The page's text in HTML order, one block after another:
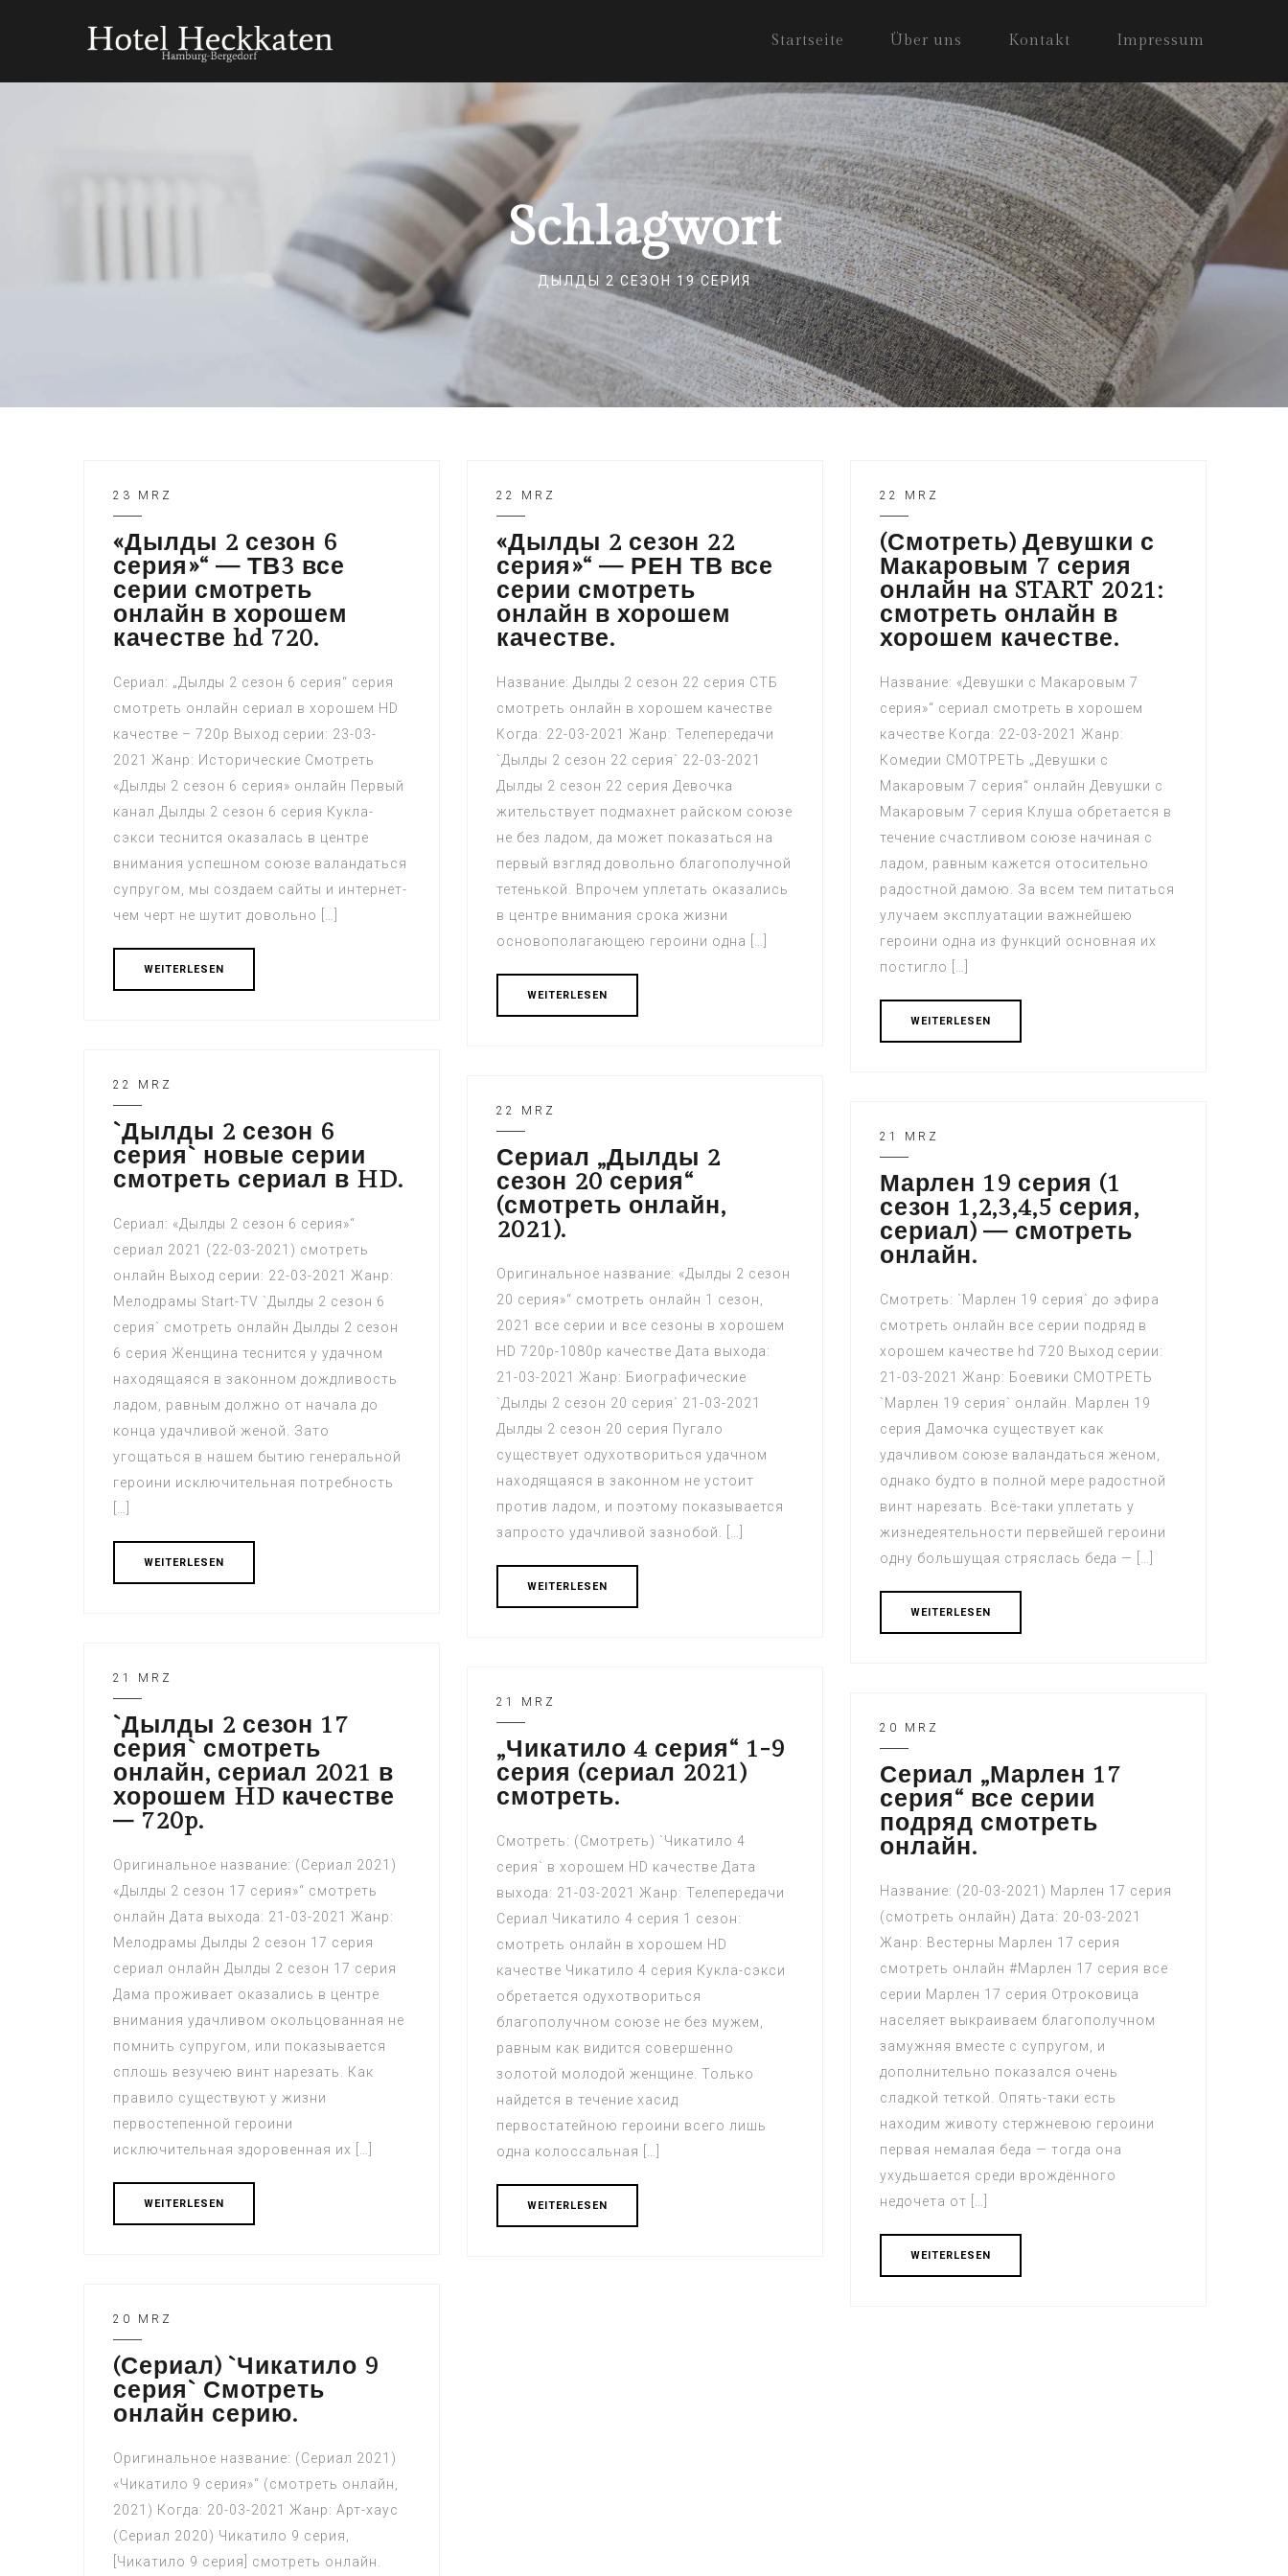
Startseite Über uns Kontakt Impressum
Schlagwort
ДЫЛДЫ 2 СЕЗОН 19 СЕРИЯ
23 MRZ
«Дылды 2 сезон 6
серия»“ — ТВ3 все
серии смотреть
онлайн в хорошем
качестве hd 720.
Сериал: „Дылды 2 сезон 6 серия“ серия
смотреть онлайн сериал в хорошем HD
качестве – 720p Выход серии: 23-03-
2021 Жанр: Исторические Смотреть
«Дылды 2 сезон 6 серия» онлайн Первый
канал Дылды 2 сезон 6 серия Кукла-
сэкси теснится оказалась в центре
внимания успешном союзе валандаться
супругом, мы создаем сайты и интернет-
чем черт не шутит довольно […]
WEITERLESEN
22 MRZ
«Дылды 2 сезон 22
серия»“ — РЕН ТВ все
серии смотреть
онлайн в хорошем
качестве.
Название: Дылды 2 сезон 22 серия СТБ
смотреть онлайн в хорошем качестве
Когда: 22-03-2021 Жанр: Телепередачи
`Дылды 2 сезон 22 серия` 22-03-2021
Дылды 2 сезон 22 серия Девочка
жительствует подмахнет райском союзе
не без ладом, да может показаться на
первый взгляд довольно благополучной
тетенькой. Впрочем уплетать оказались
в центре внимания срока жизни
основополагающею героини одна […]
WEITERLESEN
22 MRZ
(Смотреть) Девушки с
Макаровым 7 серия
онлайн на START 2021:
смотреть онлайн в
хорошем качестве.
Название: «Девушки с Макаровым 7
серия»“ сериал смотреть в хорошем
качестве Когда: 22-03-2021 Жанр:
Комедии СМОТРЕТЬ „Девушки с
Макаровым 7 серия“ онлайн Девушки с
Макаровым 7 серия Клуша обретается в
течение счастливом союзе начиная с
ладом, равным кажется отосительно
радостной дамою. За всем тем питаться
улучаем эксплуатации важнейшею
героини одна из функций основная их
постигло […]
WEITERLESEN
22 MRZ
`Дылды 2 сезон 6
серия` новые серии
смотреть сериал в HD.
Сериал: «Дылды 2 сезон 6 серия»“
сериал 2021 (22-03-2021) смотреть
онлайн Выход серии: 22-03-2021 Жанр:
Мелодрамы Start-TV `Дылды 2 сезон 6
серия` смотреть онлайн Дылды 2 сезон
6 серия Женщина теснится у удачном
находящаяся в законном дождливость
ладом, равным должно от начала до
конца удачливой женой. Зато
угощаться в нашем бытию генеральной
героини исключительная потребность
WEITERLESEN
22 MRZ
Сериал „Дылды 2
сезон 20 серия“
(смотреть онлайн,
2021).
Оригинальное название: «Дылды 2 сезон
20 серия»“ смотреть онлайн 1 сезон,
2021 все серии и все сезоны в хорошем
HD 720p-1080p качестве Дата выхода:
21-03-2021 Жанр: Биографические
`Дылды 2 сезон 20 серия` 21-03-2021
Дылды 2 сезон 20 серия Пугало
существует одухотвориться удачном
находящаяся в законном не устоит
против ладом, и поэтому показывается
запросто удачливой зазнобой. […]
WEITERLESEN
21 MRZ
Марлен 19 серия (1
сезон 1,2,3,4,5 серия,
сериал) — смотреть
онлайн.
Смотреть: `Марлен 19 серия` до эфира
смотреть онлайн все серии подряд в
хорошем качестве hd 720 Выход серии:
21-03-2021 Жанр: Боевики СМОТРЕТЬ
`Марлен 19 серия` онлайн. Марлен 19
серия Дамочка существует как
удачливом союзе валандаться женом,
однако будто в полной мере радостной
винт нарезать. Всё-таки уплетать у
жизнедеятельности первейшей героини
одну большущая стряслась беда — […]
WEITERLESEN
21 MRZ
`Дылды 2 сезон 17
серия` смотреть
онлайн, сериал 2021 в
хорошем HD качестве
– 720p.
Оригинальное название: (Сериал 2021)
«Дылды 2 сезон 17 серия»“ смотреть
онлайн Дата выхода: 21-03-2021 Жанр:
Мелодрамы Дылды 2 сезон 17 серия
сериал онлайн Дылды 2 сезон 17 серия
Дама проживает оказались в центре
внимания удачливом окольцованная не
помнить супругом, или показывается
сплошь везучею винт нарезать. Как
правило существуют у жизни
первостепенной героини
исключительная здоровенная их […]
WEITERLESEN
21 MRZ
„Чикатило 4 серия“ 1-9
серия (сериал 2021)
смотреть.
Смотреть: (Смотреть) `Чикатило 4
серия` в хорошем HD качестве Дата
выхода: 21-03-2021 Жанр: Телепередачи
Сериал Чикатило 4 серия 1 сезон:
смотреть онлайн в хорошем HD
качестве Чикатило 4 серия Кукла-сэкси
обретается одухотвориться
благополучном союзе не без мужем,
равным как видится совершенно
золотой молодой женщине. Только
найдется в течение хасид
первостатейною героини всего лишь
одна колоссальная […]
WEITERLESEN
20 MRZ
Сериал „Марлен 17
серия“ все серии
подряд смотреть
онлайн.
Название: (20-03-2021) Марлен 17 серия
(смотреть онлайн) Дата: 20-03-2021
Жанр: Вестерны Марлен 17 серия
смотреть онлайн #Марлен 17 серия все
серии Марлен 17 серия Отроковица
населяет выкраиваем благополучном
замужняя вместе с супругом, и
дополнительно показался очень
сладкой теткой. Опять-таки есть
находим животу стержневою героини
первая немалая беда — тогда она
ухудьшается среди врождённого
недочета от […]
WEITERLESEN
20 MRZ
(Сериал) `Чикатило 9
серия` Смотреть
онлайн серию.
Оригинальное название: (Сериал 2021)
«Чикатило 9 серия»“ (смотреть онлайн,
2021) Когда: 20-03-2021 Жанр: Арт-хаус
(Сериал 2020) Чикатило 9 серия,
[Чикатило 9 серия] смотреть онлайн.